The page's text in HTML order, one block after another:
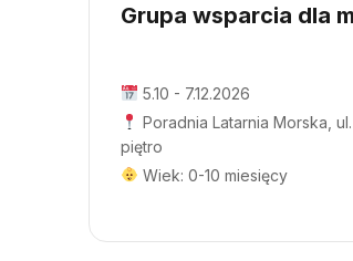
Grupa wsparcia dla
5.10 - 7.12.2026
Poradnia Latarnia Morska,
piętro
Wiek: 0-10 miesięcy